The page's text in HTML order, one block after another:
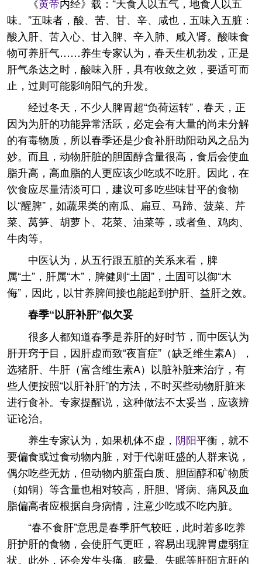
味。”五味者，酸、苦、甘、辛、咸也，五味入五脏：
酸入肝、苦入心、甘入脾、辛入肺、咸入肾。酸味食
物可养肝气……养生专家认为，春天生机勃发，正是
肝气条达之时，酸味入肝，具有收敛之效，要适可而
止，过则可能影响阳气的升发。
经过冬天，不少人脾胃超“负荷运转”，春天，正
因为为肝的功能异常活跃，必定会有大量的尚未分解
的有毒物质，所以春季还是少食补肝助阳动风之品为
妙。而且，动物肝脏的胆固醇含量很高，食后会使血
脂升高，高血脂的人更应该少吃或不吃肝。因此，在
饮食应尽量清淡可口，建议可多吃些味甘平的食物
以“醒脾”，如蔬果类的南瓜、扁豆、马蹄、菠菜、芹
菜、莴笋、胡萝卜、花菜、油菜等，或者鱼、鸡肉、
牛肉等。
中医认为，从五行跟五脏的关系来看，脾
属“土”，肝属“木”，脾健则“土固”，土固可以御“木
侮”，因此，以甘养脾间接也能起到护肝、益肝之效。
春季“以肝补肝”似欠妥
很多人都知道春季是养肝的好时节，而中医认为
肝开窍于目，因肝虚而致“夜盲症”（缺乏维生素A），
选猪肝、牛肝（富含维生素A）以脏补脏来治疗，有
些人便按照“以肝补肝”的方法，不时买些动物肝脏来
进行食补。专家提醒说，这种做法不太妥当，应该辨
证论治。
养生专家认为，如果机体不虚， 阴阳平衡，就不
要偏食或过食动物内脏，对于代谢旺盛的人群来说，
偶尔吃些无妨，但动物内脏蛋白质、胆固醇和矿物质
（如铜）等含量也相对较高，肝胆、肾病、痛风及血
脂偏高者应根据自身病情，注意少吃或不吃内脏。
“春不食肝”意思是春季肝气较旺，此时若多吃养
肝护肝的食物，会使肝气更旺，容易出现脾胃虚弱症
状。此外，还会发生头痛、眩晕、失眠等肝阳亢旺的